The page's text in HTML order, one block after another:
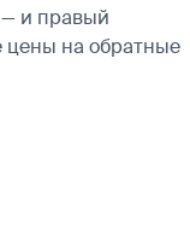
— и правый
цены на обратные